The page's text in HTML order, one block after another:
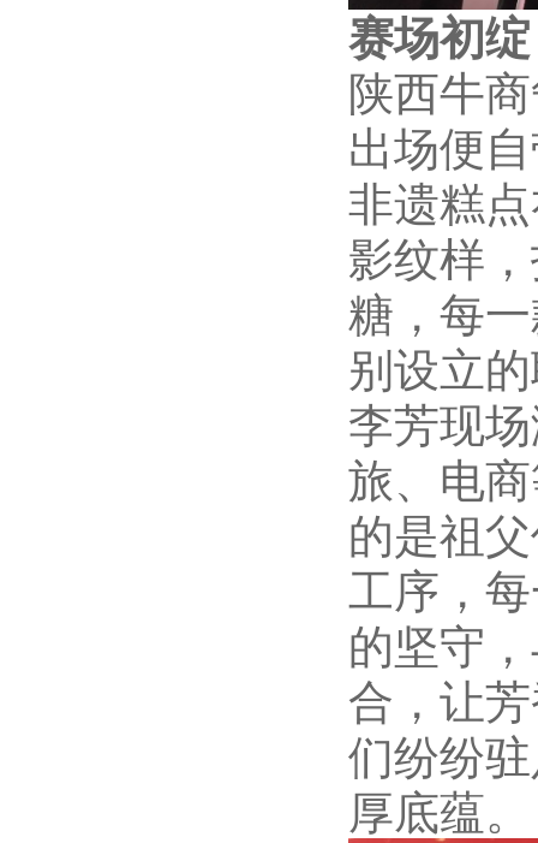
赛场初
陕西牛
出场便
非遗糕
影纹样
糖，每
别设立
李芳现
旅、电
的是祖
工序，
的坚守
合，让
们纷纷
厚底蕴。